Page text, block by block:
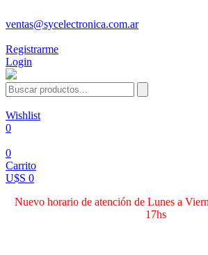
ventas@sycelectronica.com.ar
Registrarme
Login
Wishlist
0
0
Carrito
U$S 0
Nuevo horario de atención de Lunes a
17hs